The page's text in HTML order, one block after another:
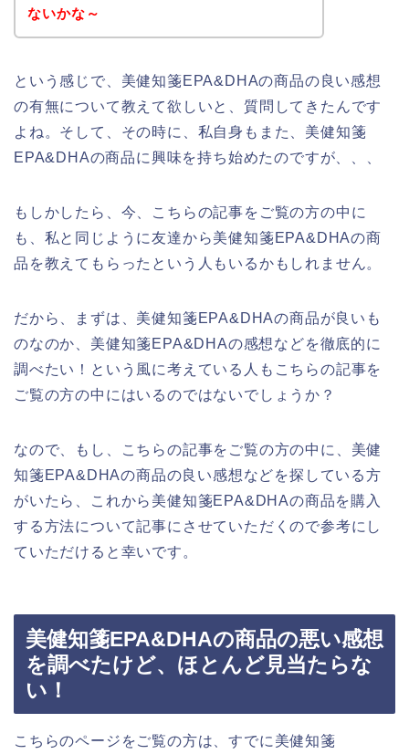
ないかな～
という感じで、美健知箋EPA&DHAの商品の良い感想
の有無について教えて欲しいと、質問してきたんです
よね。そして、その時に、私自身もまた、美健知箋
EPA&DHAの商品に興味を持ち始めたのですが、、、
もしかしたら、今、こちらの記事をご覧の方の中に
も、私と同じように友達から美健知箋EPA&DHAの商
品を教えてもらったという人もいるかもしれません。
だから、まずは、美健知箋EPA&DHAの商品が良いも
のなのか、美健知箋EPA&DHAの感想などを徹底的に
調べたい！という風に考えている人もこちらの記事を
ご覧の方の中にはいるのではないでしょうか？
なので、もし、こちらの記事をご覧の方の中に、美健
知箋EPA&DHAの商品の良い感想などを探している方
がいたら、これから美健知箋EPA&DHAの商品を購入
する方法について記事にさせていただくので参考にし
ていただけると幸いです。
美健知箋EPA&DHAの商品の悪い感想
を調べたけど、ほとんど見当たらな
い！
こちらのページをご覧の方は、すでに美健知箋